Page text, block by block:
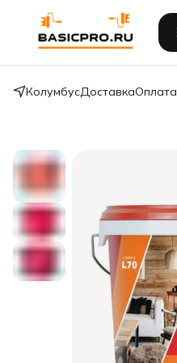
КолумбусДоставкаОплата